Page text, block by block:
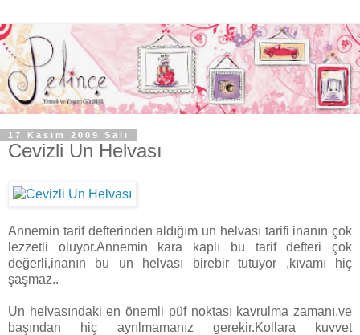
17 Kasım 2009 Salı
Cevizli Un Helvası
Annemin tarif defterinden aldığım un helvası tarifi inanın çok
lezzetli oluyor.Annemin kara kaplı bu tarif defteri çok
değerli,inanın bu un helvası birebir tutuyor ,kıvamı hiç
şaşmaz..
Un helvasındaki en önemli püf noktası kavrulma zamanı,ve
başından hiç ayrılmamanız gerekir.Kollara kuvvet